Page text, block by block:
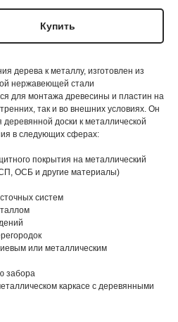
Купить
дерева к металлу, изготовлен из
нержавеющей стали
для монтажа древесины и пластин на
так и во внешних условиях. Он
доски к металлической
в следующих сферах:
покрытия на металлический
ОСБ и другие материалы)
систем
или металлическим
забора
каркасе с деревянными